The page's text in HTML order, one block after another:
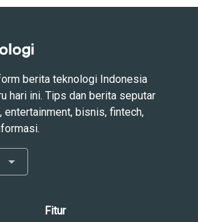
berita teknologi Indonesia
hari ini. Tips dan berita seputar
entertainment, bisnis, fintech,
arrow_drop_down
Fitur